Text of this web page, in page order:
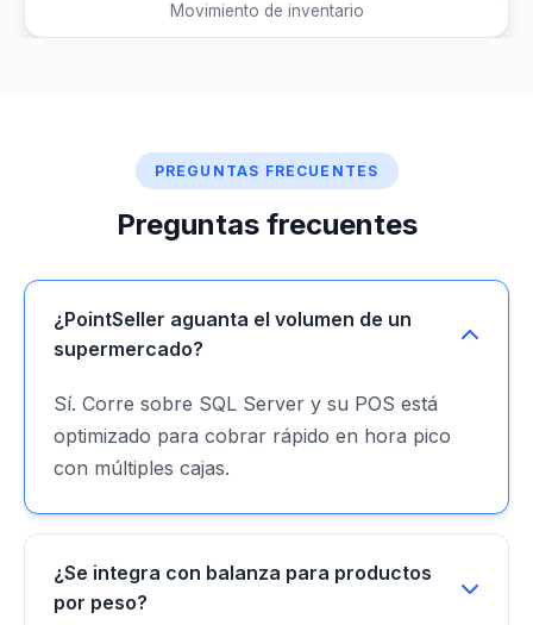
Movimiento de inventario
PREGUNTAS FRECUENTES
Preguntas frecuentes
¿PointSeller aguanta el volumen de un
supermercado?
Sí. Corre sobre SQL Server y su POS está
optimizado para cobrar rápido en hora pico
con múltiples cajas.
¿Se integra con balanza para productos
por peso?